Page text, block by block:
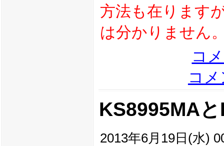
方法も在ります
は分かりません
コ
コ
KS8995MA
2013年6月19日(水)